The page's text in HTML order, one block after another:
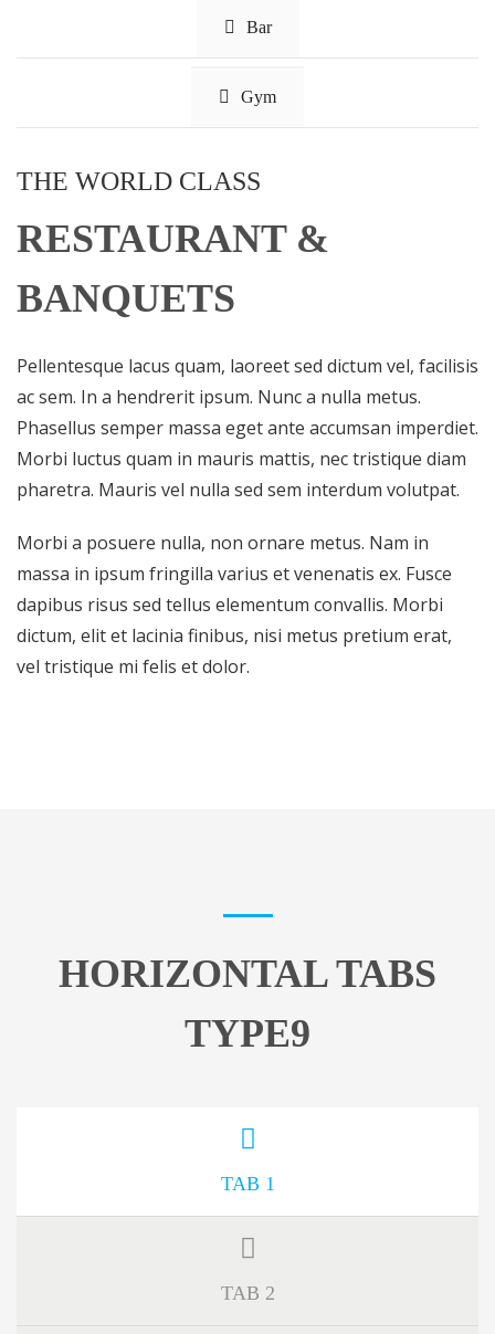
Bar
Gym
THE WORLD CLASS
RESTAURANT &
BANQUETS
Pellentesque lacus quam, laoreet sed dictum vel, facilisis
ac sem. In a hendrerit ipsum. Nunc a nulla metus.
Phasellus semper massa eget ante accumsan imperdiet.
Morbi luctus quam in mauris mattis, nec tristique diam
pharetra. Mauris vel nulla sed sem interdum volutpat.
Morbi a posuere nulla, non ornare metus. Nam in
massa in ipsum fringilla varius et venenatis ex. Fusce
dapibus risus sed tellus elementum convallis. Morbi
dictum, elit et lacinia finibus, nisi metus pretium erat,
vel tristique mi felis et dolor.
HORIZONTAL TABS
TYPE9
TAB 1
TAB 2